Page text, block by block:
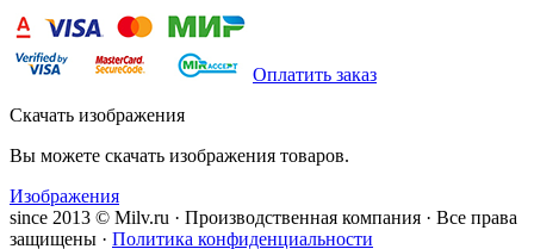
Оплатить заказ
Скачать изображения
Вы можете скачать изображения товаров.
Изображения
since 2013 © Milv.ru · Производственная компания · Все права
защищены · Политика конфиденциальности